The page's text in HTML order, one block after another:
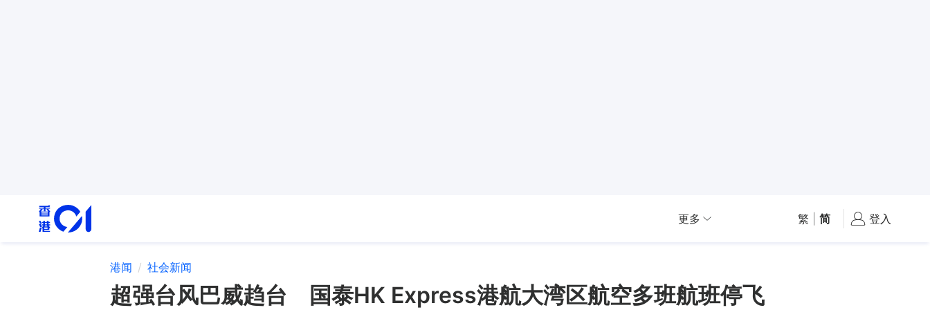
更多 繁 简 登入
港闻 社会新闻
超强台风巴威趋台 国泰HK Express港航大湾区航空多班航班停飞